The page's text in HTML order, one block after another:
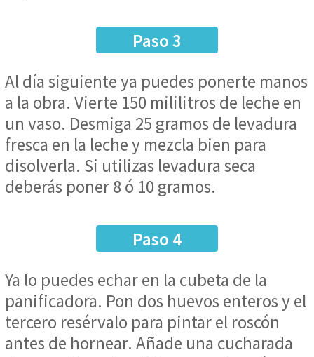
Paso 3
Al día siguiente ya puedes ponerte manos
a la obra. Vierte 150 mililitros de leche en
un vaso. Desmiga 25 gramos de levadura
fresca en la leche y mezcla bien para
disolverla. Si utilizas levadura seca
deberás poner 8 ó 10 gramos.
Paso 4
Ya lo puedes echar en la cubeta de la
panificadora. Pon dos huevos enteros y el
tercero resérvalo para pintar el roscón
antes de hornear. Añade una cucharada